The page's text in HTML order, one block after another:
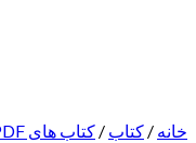
خانه / کتاب / کتاب های PDF